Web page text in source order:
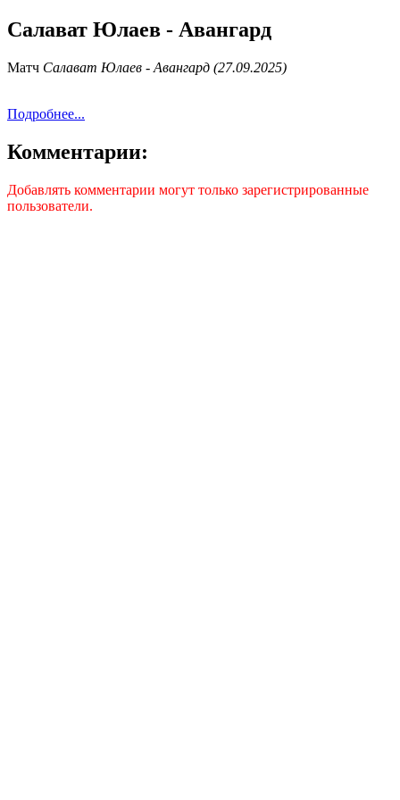
Салават Юлаев - Авангард
Матч Салават Юлаев - Авангард (27.09.2025)
Подробнее...
Комментарии:
Добавлять комментарии могут только зарегистрированные
пользователи.